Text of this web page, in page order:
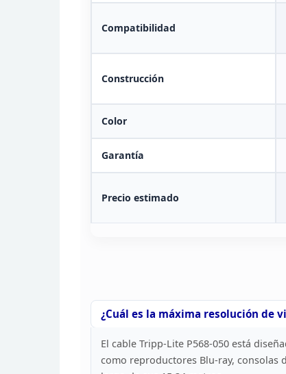
Compatibilidad
Construcción
Color
Garantía
Precio estimado
¿Cuál es la máxima resolución de
El cable Tripp-Lite P568-050 está
como reproductores Blu-ray, consolas